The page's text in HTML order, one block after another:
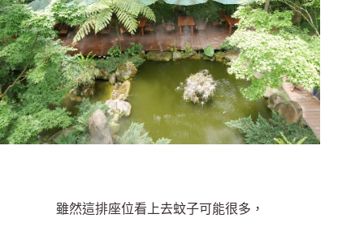
雖然這排座位看上去蚊子可能很多，